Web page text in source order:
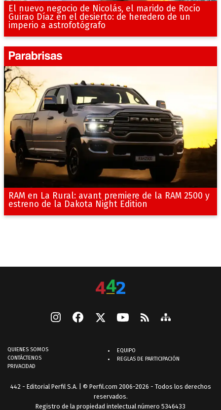
El nuevo negocio de Nicolás, el marido de Rocío
Guirao Díaz en el desierto: de heredero de un
imperio a astrofotógrafo
RAM en La Rural: avant premiere de la RAM 2500 y
estreno de la Dakota Night Edition
QUIENES SOMOS
CONTÁCTENOS
PRIVACIDAD
EQUIPO
REGLAS DE PARTICIPACIÓN
442 - Editorial Perfil S.A. | © Perfil.com 2006-2026 - Todos los derechos
reservados.
Registro de la propiedad intelectual número 5346433